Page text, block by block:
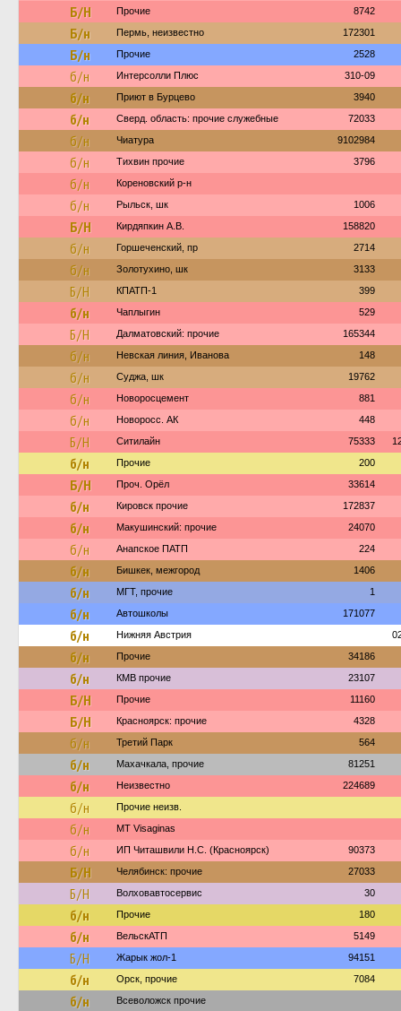
Б/Н Прочие 8742
Б/н Пермь, неизвестно 172301
Б/н Прочие 2528
б/н Интерсолли Плюс 310-09
б/н Приют в Бурцево 3940
б/н Сверд. область: прочие служебные 72033
б/н Чиатура 9102984
б/н Тихвин прочие 3796
б/н Кореновский р-н
б/н Рыльск, шк 1006
Б/Н Кирдяпкин А.В. 158820
б/н Горшеченский, пр 2714
б/н Золотухино, шк 3133
Б/Н КПАТП-1 399
б/н Чаплыгин 529
Б/Н Далматовский: прочие 165344
б/н Невская линия, Иванова 148
б/н Суджа, шк 19762
б/н Новоросцемент 881
б/н Новоросс. АК 448
Б/Н Ситилайн 75333
б/н Прочие 200
Б/Н Проч. Орёл 33614
б/н Кировск прочие 172837
б/н Макушинский: прочие 24070
б/н Анапское ПАТП 224
б/н Бишкек, межгород 1406
б/н МГТ, прочие 1
б/н Автошколы 171077
б/н Нижняя Австрия
б/н Прочие 34186
б/н КМВ прочие 23107
Б/Н Прочие 11160
Б/Н Красноярск: прочие 4328
б/н Третий Парк 564
б/н Махачкала, прочие 81251
б/н Неизвестно 224689
б/н Прочие неизв.
б/н MT Visaginas
б/н ИП Читашвили Н.С. (Красноярск) 90373
Б/Н Челябинск: прочие 27033
Б/Н Волховавтосервис 30
б/н Прочие 180
б/н ВельскАТП 5149
Б/Н Жарык жол-1 94151
б/н Орск, прочие 7084
б/н Всеволожск прочие